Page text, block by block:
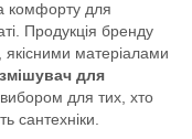
комфорту для
Продукція бренду
матеріалами
змішувач для
для тих, хто
сантехніки.